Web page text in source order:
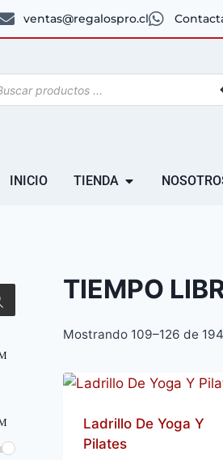
ventas@regalospro.cl
INICIO TIENDA
TIEMPO
Mostrando 109–126 de
Ladrillo De Yoga Y
Pilates